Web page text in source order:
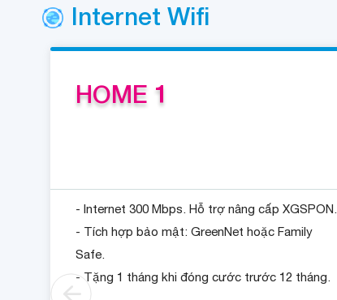
Internet Wifi
HOME 1
- Internet 300 Mbps. Hỗ trợ nâng cấp XGSPON.
- Tích hợp bảo mật: GreenNet hoặc Family
Safe.
- Tặng 1 tháng khi đóng cước trước 12 tháng.